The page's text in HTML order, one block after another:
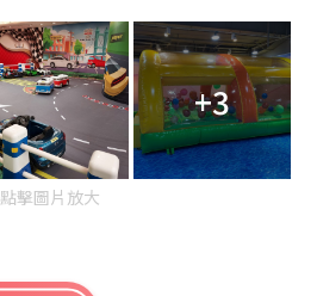
+3
點擊圖片放大